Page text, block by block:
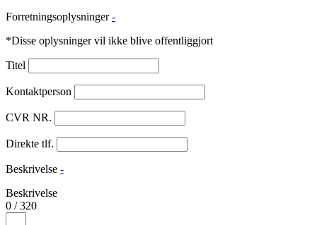
Forretningsoplysninger -
*Disse oplysninger vil ikke blive offentliggjort
Titel
Kontaktperson
CVR NR.
Direkte tlf.
Beskrivelse -
Beskrivelse
0 /320